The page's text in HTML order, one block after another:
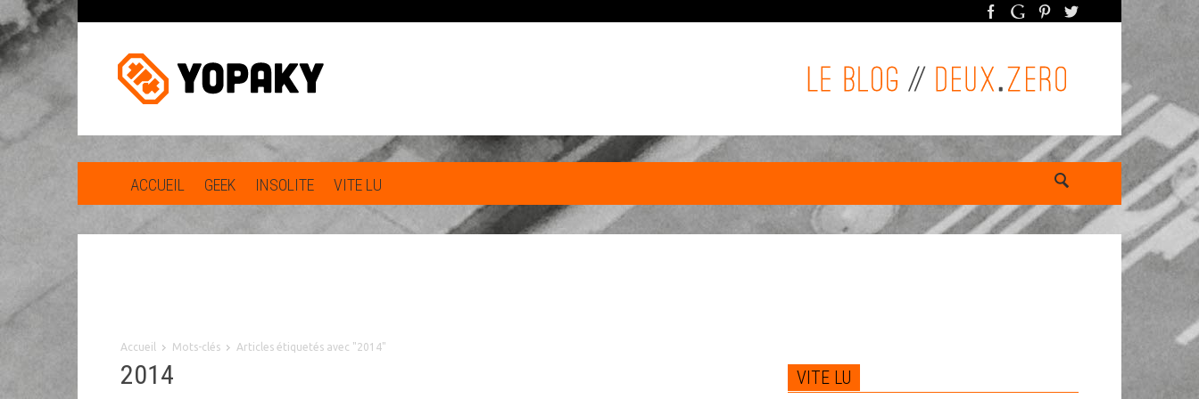
ACCUEIL GEEK INSOLITE VITE LU
Accueil Mots-clés Articles étiquetés avec "2014"
2014 VITE LU